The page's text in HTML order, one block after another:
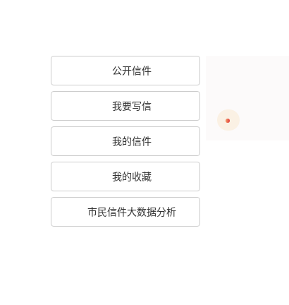
公开信件
我要写信
我的信件
我的收藏
市民信件大数据分析